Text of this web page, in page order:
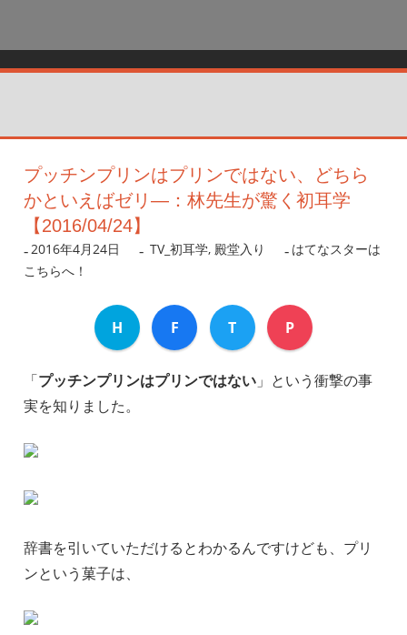
プッチンプリンはプリンではない、どちら
かといえばゼリ―：林先生が驚く初耳学
【2016/04/24】
2016年4月24日 nanigoto
TV_初耳学, 殿堂入り
はてなスターは
こちらへ！
H F T P
「プッチンプリンはプリンではない」という衝撃の事
実を知りました。
辞書を引いていただけるとわかるんですけども、プリ
ンという菓子は、